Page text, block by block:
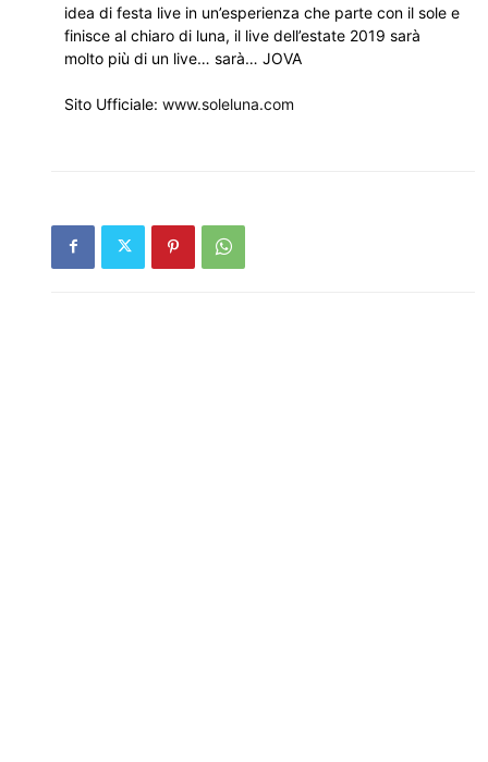
idea di festa live in un’esperienza che parte con il sole e
finisce al chiaro di luna, il live dell’estate 2019 sarà
molto più di un live… sarà… JOVA
Sito Ufficiale: www.soleluna.com